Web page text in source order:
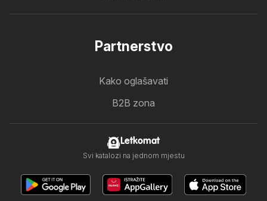
Partnerstvo
Kako oglašavati
B2B zona
Letkomat
Svi katalozi na jednom mjestu